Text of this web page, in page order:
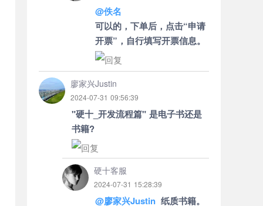
@佚名
可以的，下单后，点击“申请
开票”，自行填写开票信息。
回复
廖家兴Justin
2024-07-31 09:56:39
"硬十_开发流程篇" 是电子书还是
书籍?
回复
硬十客服
2024-07-31 15:28:39
@廖家兴Justin 纸质书籍。